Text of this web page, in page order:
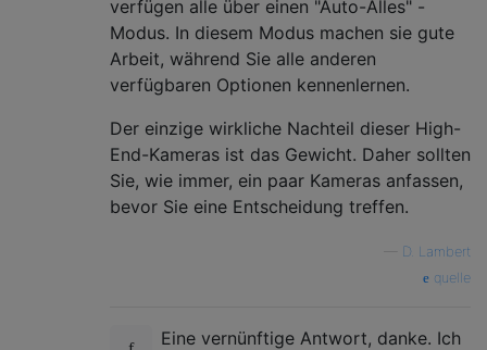
verfügen alle über einen "Auto-Alles" -
Modus. In diesem Modus machen sie gute
Arbeit, während Sie alle anderen
verfügbaren Optionen kennenlernen.
Der einzige wirkliche Nachteil dieser High-
End-Kameras ist das Gewicht. Daher sollten
Sie, wie immer, ein paar Kameras anfassen,
bevor Sie eine Entscheidung treffen.
D. Lambert
quelle
Eine vernünftige Antwort, danke. Ich